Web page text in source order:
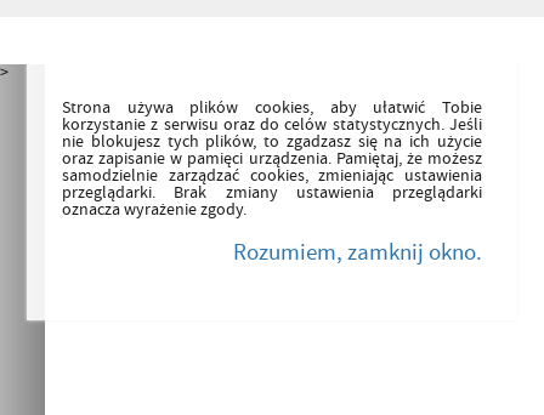
>
Strona używa plików cookies, aby ułatwić Tobie
korzystanie z serwisu oraz do celów statystycznych. Jeśli
nie blokujesz tych plików, to zgadzasz się na ich użycie
oraz zapisanie w pamięci urządzenia. Pamiętaj, że możesz
samodzielnie zarządzać cookies, zmieniając ustawienia
przeglądarki. Brak zmiany ustawienia przeglądarki
oznacza wyrażenie zgody.
Rozumiem, zamknij okno.